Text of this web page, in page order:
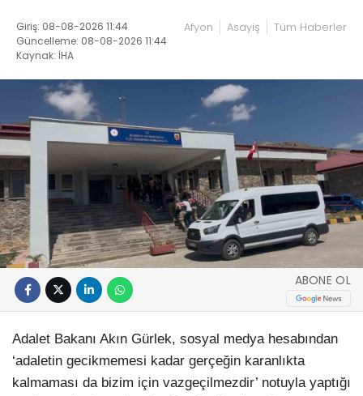
Giriş: 08-08-2026 11:44
Güncelleme: 08-08-2026 11:44
Kaynak: İHA
Afyon Asayiş Tüm Haberler
ABONE OL
Adalet Bakanı Akın Gürlek, sosyal medya hesabından
‘adaletin gecikmemesi kadar gerçeğin karanlıkta
kalmaması da bizim için vazgeçilmezdir’ notuyla yaptığı